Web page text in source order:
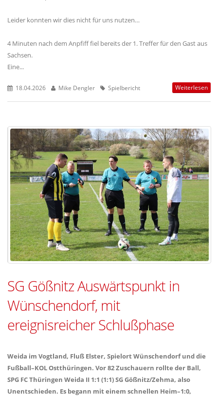
Leider konnten wir dies nicht für uns nutzen…
4 Minuten nach dem Anpfiff fiel bereits der 1. Treffer für den Gast aus
Sachsen.
Eine...
18.04.2026 Mike Dengler Spielbericht Weiterlesen
SG Gößnitz Auswärtspunkt in
Wünschendorf, mit
ereignisreicher Schlußphase
Weida im Vogtland, Fluß Elster, Spielort Wünschendorf und die
Fußball–KOL Ostthüringen. Vor 82 Zuschauern rollte der Ball,
SPG FC Thüringen Weida II 1:1 (1:1) SG Gößnitz/Zehma, also
Unentschieden. Es begann mit einem schnellen Heim–1:0,